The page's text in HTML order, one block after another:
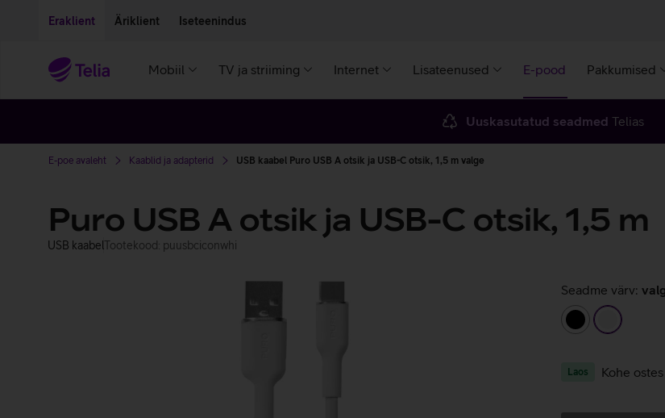
Eraklient Äriklient Iseteenindus
Mobiil TV ja striiming Internet Lisateenused E-pood Pakkumised
Uuskasutatud seadmed Telias
E-poe avaleht Kaablid ja adapterid USB kaabel Puro USB A otsik ja USB-C otsik, 1,5 m valge
Puro USB A otsik ja USB-C otsik, 1,5 m
USB kaabel Tootekood: puusbciconwhi
Seadme värv:
must
valge
Laos Kohe